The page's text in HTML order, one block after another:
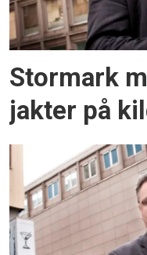
Stormark
jakter på